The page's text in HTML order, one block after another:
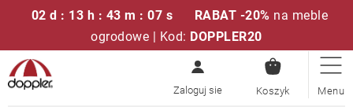
02 d : 13 h : 43 m : 07 s RABAT -20% na meble
ogrodowe | Kod: DOPPLER20
Przejść
do
treści
KOSZYK
Zestawy sof